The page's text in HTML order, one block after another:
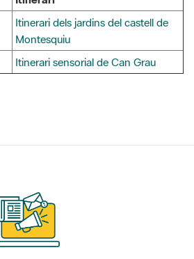
Itinerari sensorial de Can Grau
te als nostres